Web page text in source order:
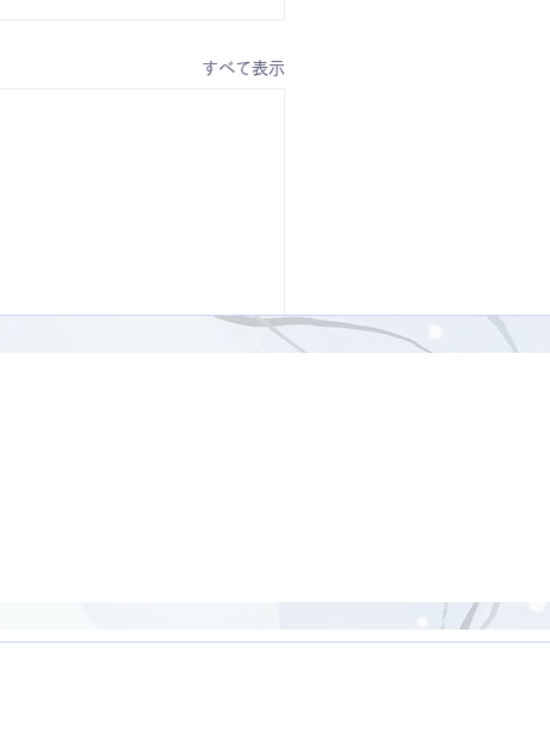
すべて表示